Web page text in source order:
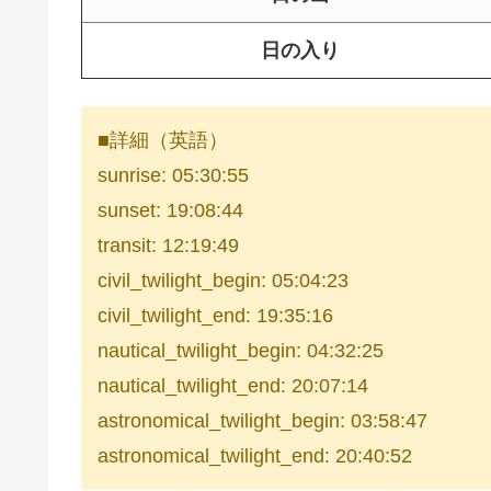
日の入り
■詳細（英語）
sunrise: 05:30:55
sunset: 19:08:44
transit: 12:19:49
civil_twilight_begin: 05:04:23
civil_twilight_end: 19:35:16
nautical_twilight_begin: 04:32:25
nautical_twilight_end: 20:07:14
astronomical_twilight_begin: 03:58:47
astronomical_twilight_end: 20:40:52